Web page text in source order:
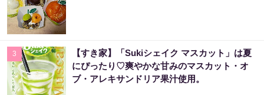
3
【すき家】「Sukiシェイク マスカット」は夏
にぴったり♡爽やかな甘みのマスカット・オ
ブ・アレキサンドリア果汁使用。